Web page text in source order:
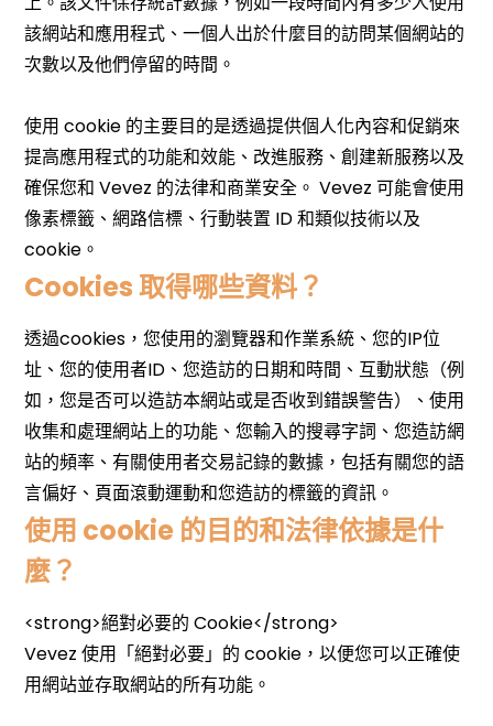
Cookies 取得哪些資料？
使用 cookie 的目的和法律依據是什
麼？